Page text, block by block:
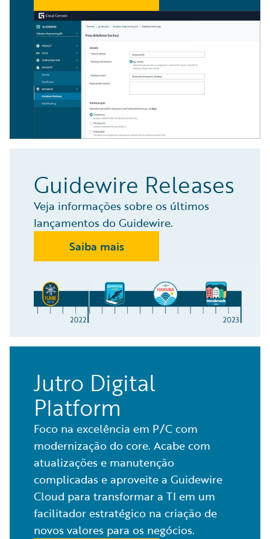
Guidewire Releases
Veja informações sobre os últimos
lançamentos do Guidewire.
Saiba mais
Jutro Digital
Platform
Foco na excelência em P/C com
modernização do core. Acabe com
atualizações e manutenção
complicadas e aproveite a Guidewire
Cloud para transformar a TI em um
facilitador estratégico na criação de
novos valores para os negócios.